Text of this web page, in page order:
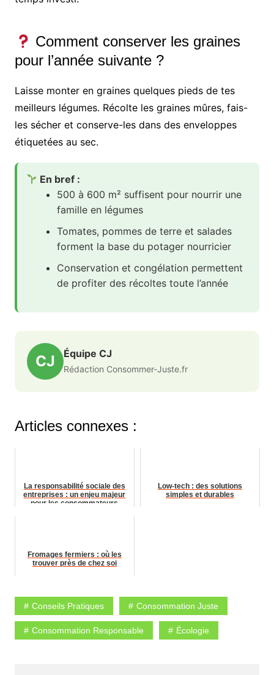
Comment conserver les graines
pour l’année suivante ?
Laisse monter en graines quelques pieds de tes
meilleurs légumes. Récolte les graines mûres, fais-
les sécher et conserve-les dans des enveloppes
étiquetées au sec.
En bref :
500 à 600 m² suffisent pour nourrir une
famille en légumes
Tomates, pommes de terre et salades
forment la base du potager nourricier
Conservation et congélation permettent
de profiter des récoltes toute l’année
CJ Équipe CJ
Rédaction Consommer-Juste.fr
Articles connexes :
La responsabilité sociale des
entreprises : un enjeu majeur
pour les consommateurs
Low-tech : des solutions
simples et durables
Fromages fermiers : où les
trouver près de chez soi
Conseils Pratiques Consommation Juste
Consommation Responsable Écologie